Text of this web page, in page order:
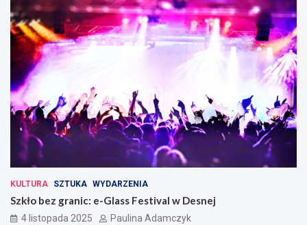
KULTURA SZTUKA WYDARZENIA
Szkło bez granic: e-Glass Festival w Desnej
4 listopada 2025 Paulina Adamczyk